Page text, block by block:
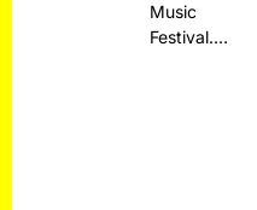
Music
Festival.…